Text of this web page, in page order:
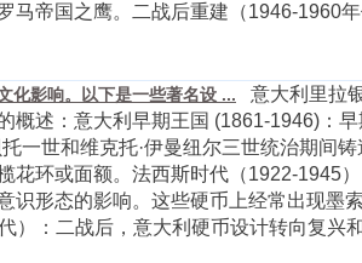
帝国之鹰。二战后重建（1946-1960
化影响。以下是一些著名设 ... 意大利里拉
述：意大利早期王国 (1861-1946)：
一世和维克托·伊曼纽尔三世统治期间
环或面额。法西斯时代（1922-1945
形态的影响。这些硬币上经常出现墨
：二战后，意大利硬币设计转向复兴